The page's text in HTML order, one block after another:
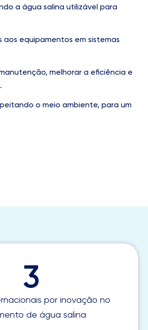
a água salina utilizável para
equipamentos em sistemas
melhorar a eficiência e
o meio ambiente, para um
3
por inovação no
de água salina